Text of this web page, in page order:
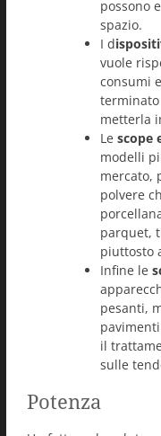
possono
spazio.
I d
vuole
consumi
metterla
Le scope
modelli
mercato,
polvere
parquet,
piuttosto
Infine le
pesanti,
il
sulle
Potenza